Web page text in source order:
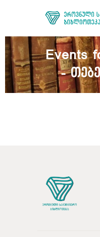
Events
-
ᲑᲘᲑᲚᲘᲝᲗᲔᲙᲐ
ᲛᲝᲛᲡᲐᲮᲣᲠᲔᲑᲐ